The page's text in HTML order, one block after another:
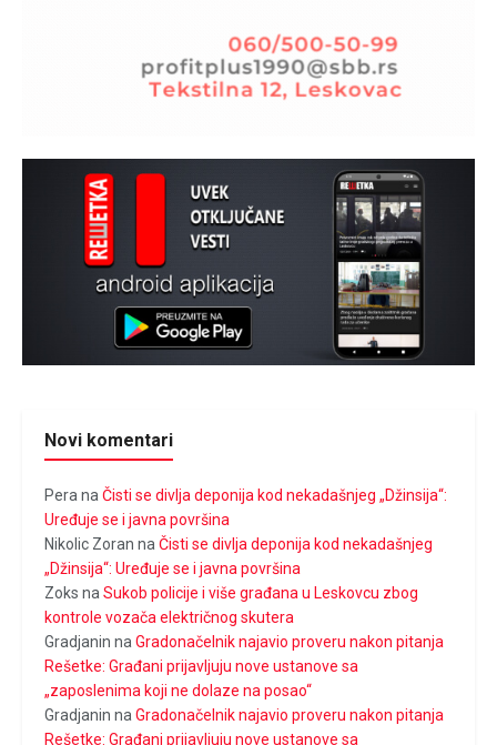
Novi komentari
Pera na Čisti se divlja deponija kod nekadašnjeg „Džinsija“:
Uređuje se i javna površina
Nikolic Zoran na Čisti se divlja deponija kod nekadašnjeg
„Džinsija“: Uređuje se i javna površina
Zoks na Sukob policije i više građana u Leskovcu zbog
kontrole vozača električnog skutera
Gradjanin na Gradonačelnik najavio proveru nakon pitanja
Rešetke: Građani prijavljuju nove ustanove sa
„zaposlenima koji ne dolaze na posao“
Gradjanin na Gradonačelnik najavio proveru nakon pitanja
Rešetke: Građani prijavljuju nove ustanove sa